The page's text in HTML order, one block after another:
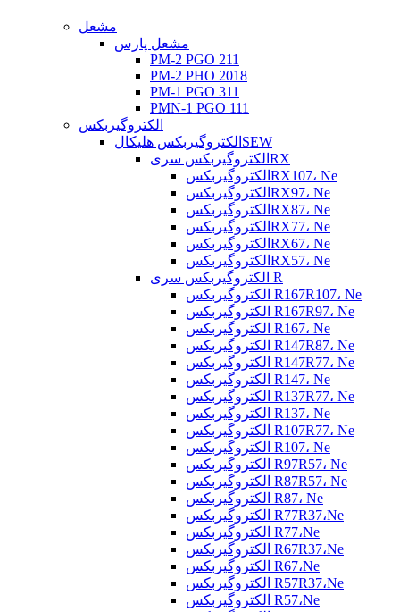
مشعل
مشعل پارس
PM-2 PGO 211
PM-2 PHO 2018
PM-1 PGO 311
PMN-1 PGO 111
الکتروگیربکس
الکتروگیربکس هلیکالSEW
الکتروگیربکس سریRX
الکتروگیربکسRX107، Ne
الکتروگیربکسRX97، Ne
الکتروگیربکسRX87، Ne
الکتروگیربکسRX77، Ne
الکتروگیربکسRX67، Ne
الکتروگیربکسRX57، Ne
الکتروگیربکس سری R
الکتروگیربکس R167R107، Ne
الکتروگیربکس R167R97، Ne
الکتروگیربکس R167، Ne
الکتروگیربکس R147R87، Ne
الکتروگیربکس R147R77، Ne
الکتروگیربکس R147، Ne
الکتروگیربکس R137R77، Ne
الکتروگیربکس R137، Ne
الکتروگیربکس R107R77، Ne
الکتروگیربکس R107، Ne
الکتروگیربکس R97R57، Ne
الکتروگیربکس R87R57، Ne
الکتروگیربکس R87، Ne
الکتروگیربکس R77R37،Ne
الکتروگیربکس R77،Ne
الکتروگیربکس R67R37،Ne
الکتروگیربکس R67،Ne
الکتروگیربکس R57R37،Ne
الکتروگیربکس R57،Ne